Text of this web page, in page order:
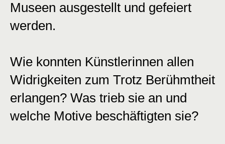
Museen ausgestellt und gefeiert
werden.
Wie konnten Künstlerinnen allen
Widrigkeiten zum Trotz Berühmtheit
erlangen? Was trieb sie an und
welche Motive beschäftigten sie?